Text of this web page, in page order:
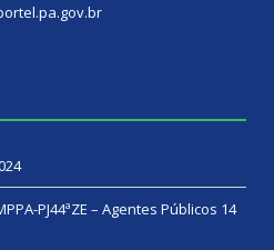
PJ44ªZE – Agentes Públicos 14